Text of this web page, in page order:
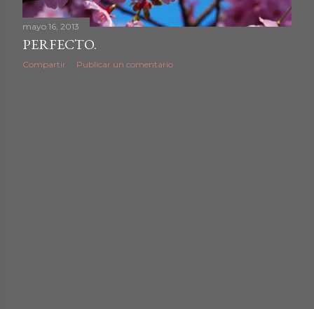
mayo 16, 2013
PERFECTO.
Compartir Publicar un comentario